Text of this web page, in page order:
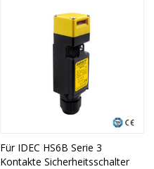
Für IDEC HS6B Serie 3
Kontakte Sicherheitsschalter